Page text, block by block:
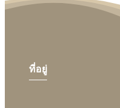
Home
จัดฟัน
ที่อยู่